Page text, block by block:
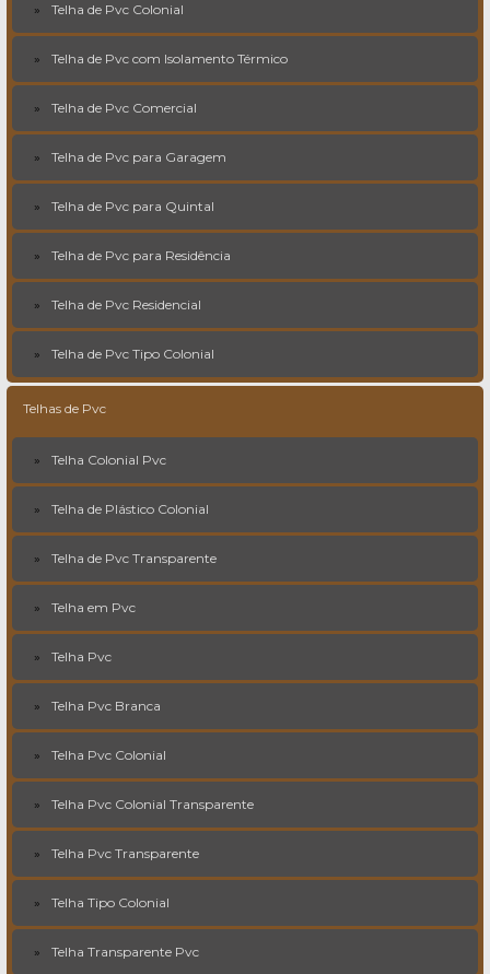
Telha de Pvc Colonial
Telha de Pvc com Isolamento Térmico
Telha de Pvc Comercial
Telha de Pvc para Garagem
Telha de Pvc para Quintal
Telha de Pvc para Residência
Telha de Pvc Residencial
Telha de Pvc Tipo Colonial
Telhas de Pvc
Telha Colonial Pvc
Telha de Plástico Colonial
Telha de Pvc Transparente
Telha em Pvc
Telha Pvc
Telha Pvc Branca
Telha Pvc Colonial
Telha Pvc Colonial Transparente
Telha Pvc Transparente
Telha Tipo Colonial
Telha Transparente Pvc